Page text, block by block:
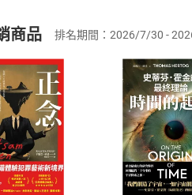
消費者訂購本店鋪之商品即代表
載/存取電子書，不得請求退貨
式：您欲取消訂單或辦理退貨
本店鋪將依您的申請進行審核
，樂天市場須以整筆訂單為單
挑選商品
Choose
放入
後，如何開始使用？
選擇閱讀載具
商品 排名期間：2026/7/30 -